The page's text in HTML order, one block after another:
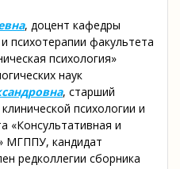
, доцент кафедры
психотерапии факультета
психология»
наук
, старший
психологии и
«Консультативная и
МГППУ, кандидат
редколлегии сборника